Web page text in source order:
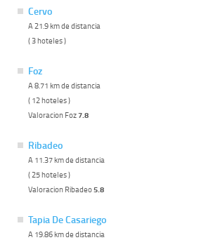
Cervo
A 21.9 km de distancia
( 3 hoteles )
Foz
A 8.71 km de distancia
( 12 hoteles )
Valoracion Foz7.8
Ribadeo
A 11.37 km de distancia
( 25 hoteles )
Valoracion Ribadeo5.8
Tapia De Casariego
A 19.86 km de distancia